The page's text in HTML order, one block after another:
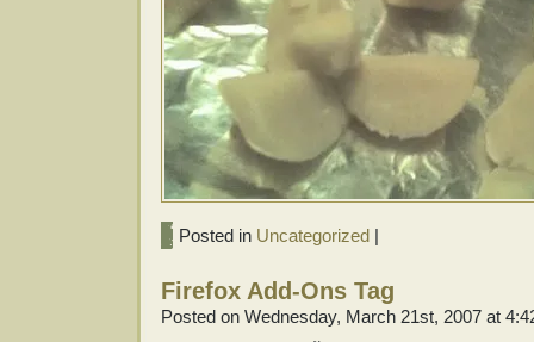
Posted in Uncategorized |
Firefox Add-Ons Tag
Posted on Wednesday, March 21st, 2007 at